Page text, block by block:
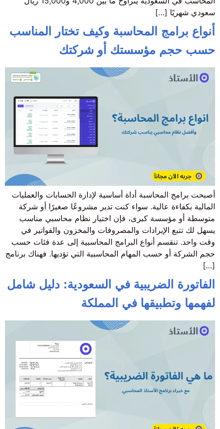
سعودي شهريًا […]
أنواع برامج المحاسبة وكيف تختار المناسب
حسب حجم مؤسستك أو شركتك
أصبحت برامج المحاسبة أداة أساسية لإدارة الحسابات والعمليات
المالية بكفاءة عالية. سواء كنت تدير مشروعًا صغيرًا أو شركة
متوسطة أو مؤسسة كبرى، فإن اختيار نظام محاسبي مناسب
يسهل لك تتبع الإيرادات والمصروفات والمخزون والفواتير في
وقت واحد. تنقسم أنواع البرامج المحاسبية إلى عدة فئات حسب
حجم الشركة أو حسب المهام المحاسبية التي تؤديها. فهناك برنامج
[…]
الفاتورة الضريبية في السعودية: دليل شامل
لفهمها وتطبيقها في المملكة